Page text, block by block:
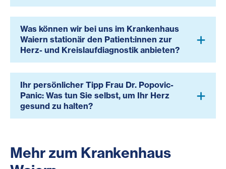
Was können wir bei uns im Krankenhaus
Waiern stationär den Patient:innen zur
Herz- und Kreislaufdiagnostik anbieten?
Ihr persönlicher Tipp Frau Dr. Popovic-
Panic: Was tun Sie selbst, um Ihr Herz
gesund zu halten?
Mehr zum Krankenhaus